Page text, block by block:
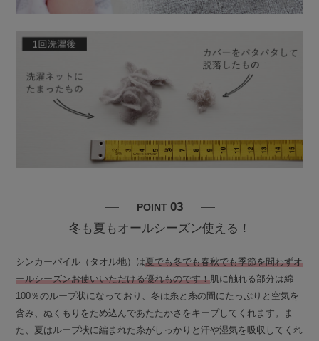
POINT 03
冬も夏もオールシーズン使える！
シンカーパイル（タオル地）は夏でも冬でも春秋でも季節を問わずオ
ールシーズンお使いいただける優れものです！肌に触れる部分は綿
100％のループ状になっており、冬は糸と糸の間にたっぷりと空気を
含み、ぬくもりをため込んであたたかさをキープしてくれます。ま
た、夏はループ状に編まれた糸がしっかりと汗や湿気を吸収してくれ